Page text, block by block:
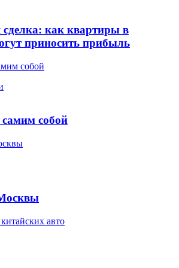
сделка: как квартиры в
приносить прибыль
собой